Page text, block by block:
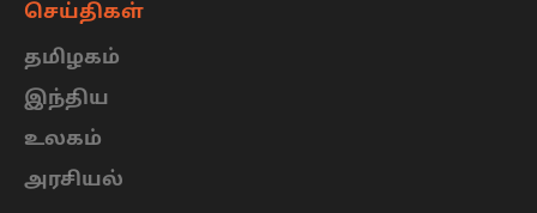
செய்திகள்
தமிழகம்
இந்திய
உலகம்
அரசியல்